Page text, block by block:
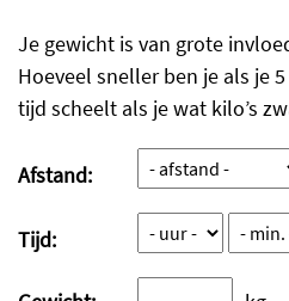
Je gewicht is van grote
Hoeveel sneller ben je als je
tijd scheelt als je wat kilo’s
Afstand:
Tijd: